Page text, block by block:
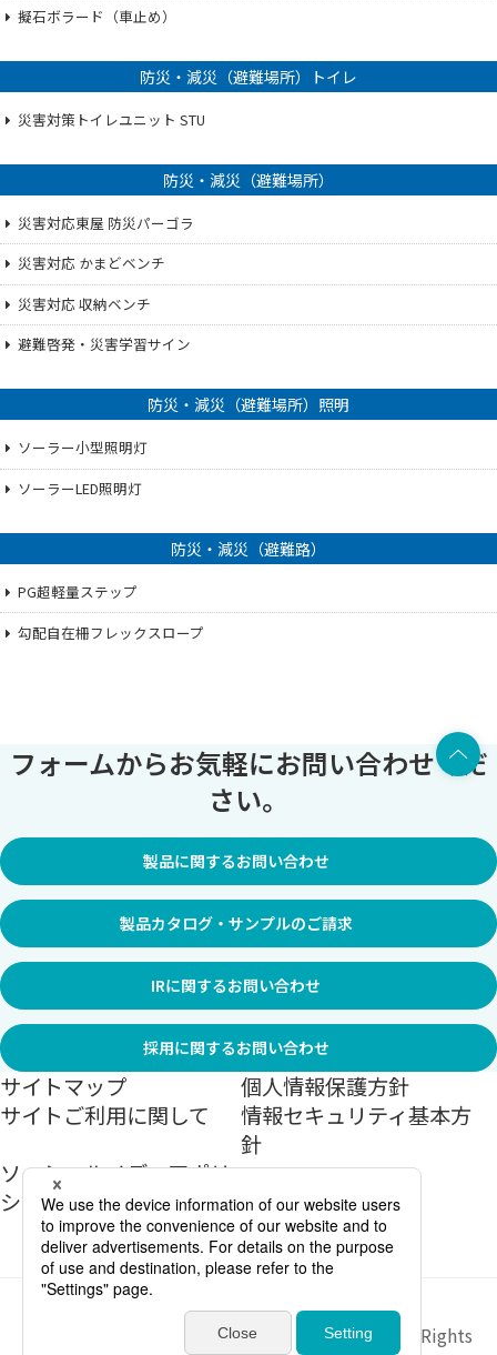
擬石ボラード（車止め）
防災・減災（避難場所）トイレ
災害対策トイレユニット STU
防災・減災（避難場所）
災害対応東屋 防災パーゴラ
災害対応 かまどベンチ
災害対応 収納ベンチ
避難啓発・災害学習サイン
防災・減災（避難場所）照明
ソーラー小型照明灯
ソーラーLED照明灯
防災・減災（避難路）
PG超軽量ステップ
勾配自在柵フレックスロープ
フォームからお気軽にお問い合わせくだ
さい。
製品に関するお問い合わせ
製品カタログ・サンプルのご請求
IRに関するお問い合わせ
採用に関するお問い合わせ
サイトマップ
個人情報保護方針
サイトご利用に関して
情報セキュリティ基本方
針
ソーシャルメディアポリ
シー
Sekisui Jushi Corporation All Rights